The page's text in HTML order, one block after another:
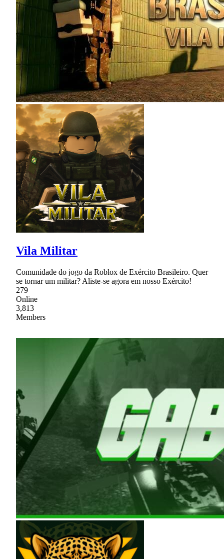
Vila Militar
Comunidade do jogo da Roblox de Exército Brasileiro. Quer
se tornar um militar? Aliste-se agora em nosso Exército!
279
Online
3,813
Members